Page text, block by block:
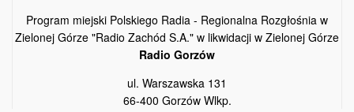
Program miejski Polskiego Radia - Regionalna Rozgłośnia w
Zielonej Górze "Radio Zachód S.A." w likwidacji w Zielonej Górze
Radio Gorzów
ul. Warszawska 131
66-400 Gorzów Wlkp.